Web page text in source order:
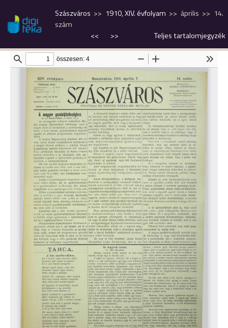
Szászváros 1910, XIV. évfolyam április
14.
szám
<<
>> Teljes tartalomjegyzék